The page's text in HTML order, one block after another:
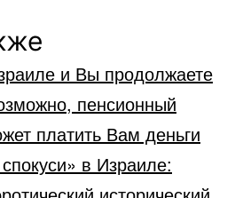
и Вы продолжаете
пенсионный
платить Вам деньги
спокуси» в Израиле: